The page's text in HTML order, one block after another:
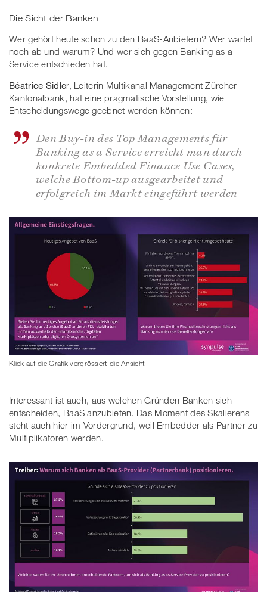
Die Sicht der Banken
Wer gehört heute schon zu den BaaS-Anbietern? Wer wartet
noch ab und warum? Und wer sich gegen Banking as a
Service entschieden hat.
Béatrice Sidler, Leiterin Multikanal Management Zürcher
Kantonalbank, hat eine pragmatische Vorstellung, wie
Entscheidungswege geebnet werden können:
Den Buy-in des Top Managements für
Banking as a Service erreicht man durch
konkrete Embedded Finance Use Cases,
welche Bottom-up ausgearbeitet und
erfolgreich im Markt eingeführt werden
Klick auf die Grafik vergrössert die Ansicht
Interessant ist auch, aus welchen Gründen Banken sich
entscheiden, BaaS anzubieten. Das Moment des Skalierens
steht auch hier im Vordergrund, weil Embedder als Partner zu
Multiplikatoren werden.